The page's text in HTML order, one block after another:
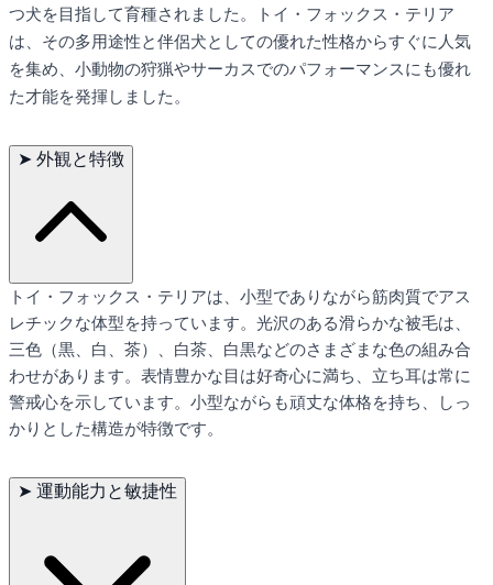
つ犬を目指して育種されました。トイ・フォックス・テリア
は、その多用途性と伴侶犬としての優れた性格からすぐに人気
を集め、小動物の狩猟やサーカスでのパフォーマンスにも優れ
た才能を発揮しました。
➤ 外観と特徴
トイ・フォックス・テリアは、小型でありながら筋肉質でアス
レチックな体型を持っています。光沢のある滑らかな被毛は、
三色（黒、白、茶）、白茶、白黒などのさまざまな色の組み合
わせがあります。表情豊かな目は好奇心に満ち、立ち耳は常に
警戒心を示しています。小型ながらも頑丈な体格を持ち、しっ
かりとした構造が特徴です。
➤ 運動能力と敏捷性